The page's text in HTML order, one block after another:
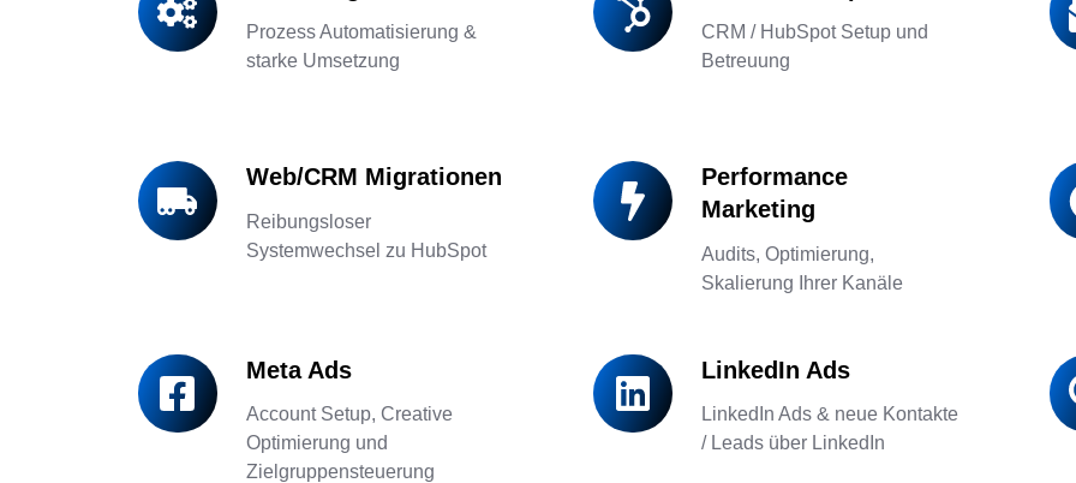
Prozess Automatisierung &
starke Umsetzung
Automation
CRM / HubSpot Setup und
Betreuung
&
HubSpot
Web/CRM Migrationen
Reibungsloser
Systemwechsel zu HubSpot
Web/CRM
Migrationen
Performance
Marketing
Audits, Optimierung,
Skalierung Ihrer Kanäle
Performance
Marketing
Meta Ads
Account Setup, Creative
Optimierung und
Zielgruppensteuerung
Meta
Ads
LinkedIn Ads
LinkedIn Ads & neue Kontakte
/ Leads über LinkedIn
LinkedIn
Ads